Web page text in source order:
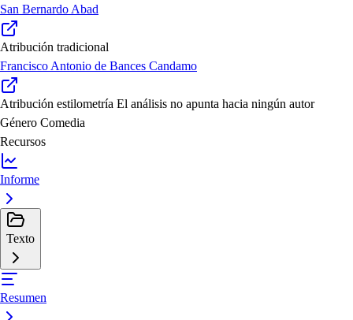
San Bernardo Abad
Atribución tradicional
Francisco Antonio de Bances Candamo
Atribución estilometría El análisis no apunta hacia ningún autor
Género Comedia
Recursos
Informe
Texto
Resumen